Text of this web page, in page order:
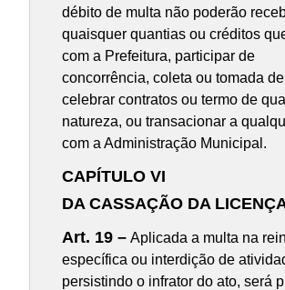
débito de multa não poderão
quaisquer quantias ou créditos
com a Prefeitura, participar de
concorrência, coleta ou tomada
celebrar contratos ou termo de
natureza, ou transacionar a
com a Administração Municipal.
CAPÍTULO VI
DA CASSAÇÃO DA
Art. 19 – Aplicada a multa na
específica ou interdição de
persistindo o infrator do ato, será